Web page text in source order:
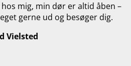
mig, min dør er altid åben –
gerne ud og besøger dig.
Vielsted